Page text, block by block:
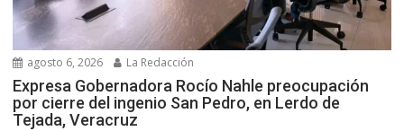
agosto 6, 2026 La Redacción
Expresa Gobernadora Rocío Nahle preocupación
por cierre del ingenio San Pedro, en Lerdo de
Tejada, Veracruz